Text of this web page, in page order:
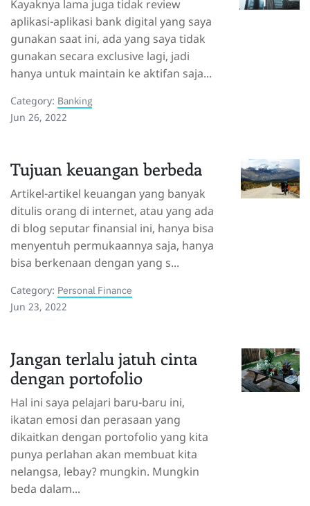
Kayaknya lama juga tidak review
aplikasi-aplikasi bank digital yang saya
gunakan saat ini, ada yang saya tidak
gunakan secara exclusive lagi, jadi
hanya untuk maintain ke aktifan saja...
Category: Banking
Jun 26, 2022
Tujuan keuangan berbeda
Artikel-artikel keuangan yang banyak
ditulis orang di internet, atau yang ada
di blog seputar finansial ini, hanya bisa
menyentuh permukaannya saja, hanya
bisa berkenaan dengan yang s...
Category: Personal Finance
Jun 23, 2022
Jangan terlalu jatuh cinta
dengan portofolio
Hal ini saya pelajari baru-baru ini,
ikatan emosi dan perasaan yang
dikaitkan dengan portofolio yang kita
punya perlahan akan membuat kita
nelangsa, lebay? mungkin. Mungkin
beda dalam...